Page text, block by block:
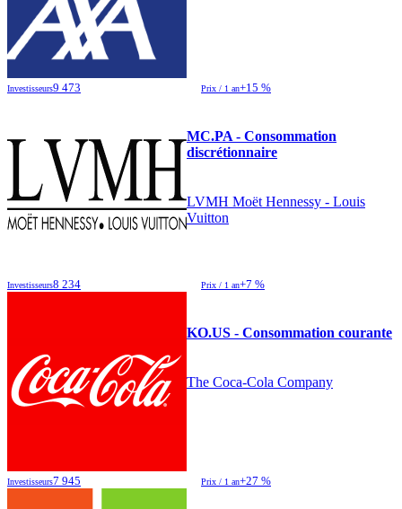
Investisseurs9 473 Prix / 1 an+15 %
MC.PA - Consommation
discrétionnaire
LVMH Moët Hennessy - Louis
Vuitton
Investisseurs8 234 Prix / 1 an+7 %
KO.US - Consommation courante
The Coca-Cola Company
Investisseurs7 945 Prix / 1 an+27 %